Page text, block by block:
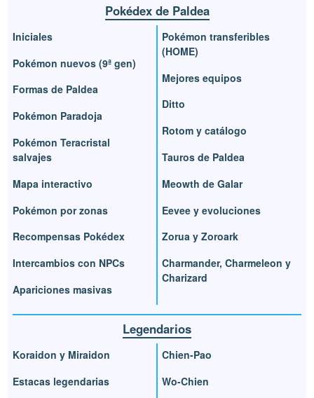
Pokédex de Paldea
Iniciales
Pokémon nuevos (9ª gen)
Formas de Paldea
Pokémon Paradoja
Pokémon Teracristal
salvajes
Mapa interactivo
Pokémon por zonas
Recompensas Pokédex
Intercambios con NPCs
Apariciones masivas
Pokémon transferibles
(HOME)
Mejores equipos
Ditto
Rotom y catálogo
Tauros de Paldea
Meowth de Galar
Eevee y evoluciones
Zorua y Zoroark
Charmander, Charmeleon y
Charizard
Legendarios
Koraidon y Miraidon
Estacas legendarias
Chien-Pao
Wo-Chien